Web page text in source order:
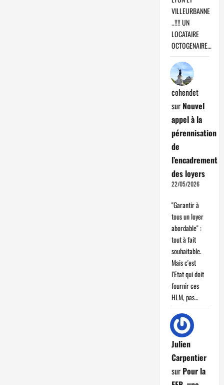
VILLEURBANNE
..!!!! UN
LOCATAIRE
OCTOGENAIRE…
cohendet
sur Nouvel
appel à la
pérennisation
de
l’encadrement
des loyers
22/05/2026
"Garantir à
tous un loyer
abordable" :
tout à fait
souhaitable.
Mais c'est
l'Etat qui doit
fournir ces
HLM, pas…
Julien
Carpentier
sur Pour la